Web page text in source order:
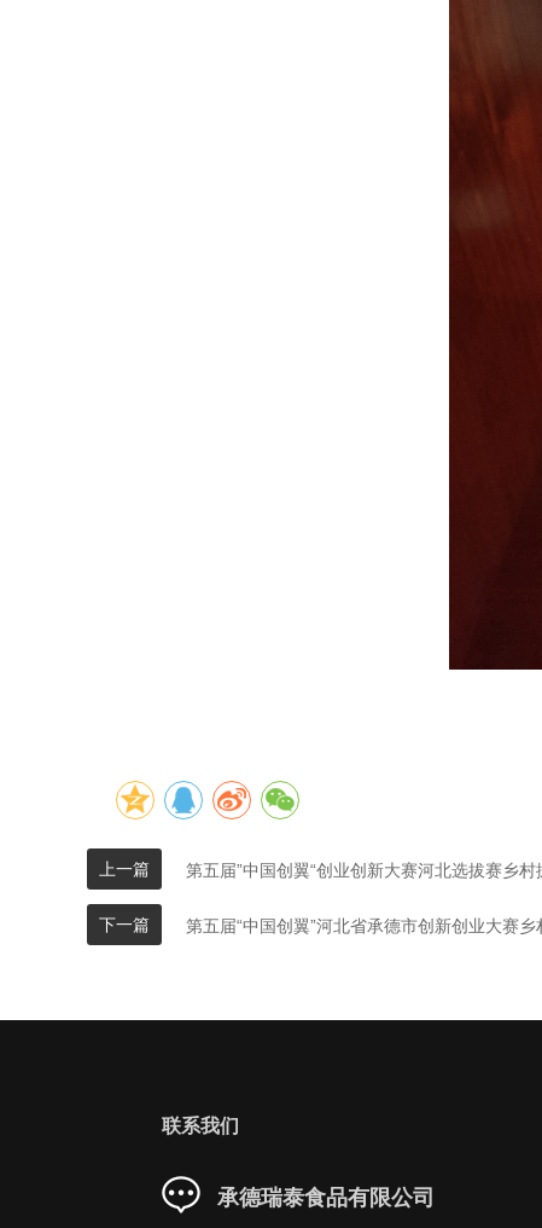
上一篇 第五届”中国创翼“创业创新大赛河北选拔赛乡村
下一篇 第五届“中国创翼”河北省承德市创新创业大赛
联系我们
承德瑞泰食品有限公司